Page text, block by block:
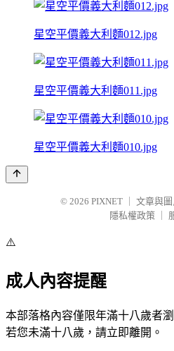
星空平價義大利麵012.jpg
星空平價義大利麵011.jpg
星空平價義大利麵010.jpg
© 2026 PIXNET
文章與
隱私權政策
⚠️
成人內容提醒
本部落格內容僅限年滿十八歲者瀏
若您未滿十八歲，請立即離開。